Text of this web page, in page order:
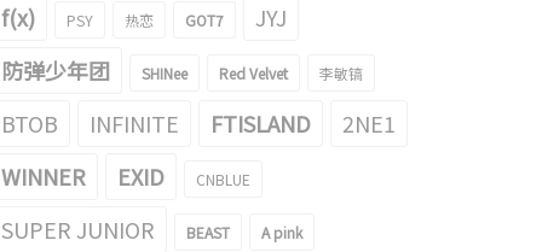
f(x)
PSY 热恋 GOT7
JYJ
防弹少年团
SHINee Red Velvet 李敏镐
BTOB INFINITE FTISLAND
2NE1
WINNER
EXID CNBLUE
SUPER JUNIOR BEAST A pink